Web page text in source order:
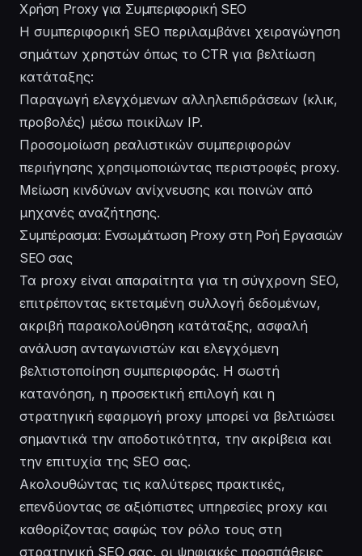
Χρήση Proxy για Συμπεριφορική SEO
Η συμπεριφορική SEO περιλαμβάνει χειραγώγηση
σημάτων χρηστών όπως το CTR για βελτίωση
κατάταξης:
Παραγωγή ελεγχόμενων αλληλεπιδράσεων (κλικ,
προβολές) μέσω ποικίλων IP.
Προσομοίωση ρεαλιστικών συμπεριφορών
περιήγησης χρησιμοποιώντας περιστροφές proxy.
Μείωση κινδύνων ανίχνευσης και ποινών από
μηχανές αναζήτησης.
Συμπέρασμα: Ενσωμάτωση Proxy στη Ροή Εργασιών
SEO σας
Τα proxy είναι απαραίτητα για τη σύγχρονη SEO,
επιτρέποντας εκτεταμένη συλλογή δεδομένων,
ακριβή παρακολούθηση κατάταξης, ασφαλή
ανάλυση ανταγωνιστών και ελεγχόμενη
βελτιστοποίηση συμπεριφοράς. Η σωστή
κατανόηση, η προσεκτική επιλογή και η
στρατηγική εφαρμογή proxy μπορεί να βελτιώσει
σημαντικά την αποδοτικότητα, την ακρίβεια και
την επιτυχία της SEO σας.
Ακολουθώντας τις καλύτερες πρακτικές,
επενδύοντας σε αξιόπιστες υπηρεσίες proxy και
καθορίζοντας σαφώς τον ρόλο τους στη
στρατηγική SEO σας, οι ψηφιακές προσπάθειες